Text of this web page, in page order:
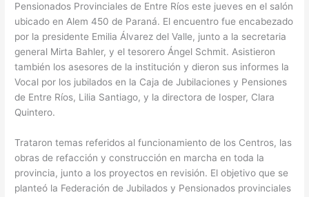
Pensionados Provinciales de Entre Ríos este jueves en el salón
ubicado en Alem 450 de Paraná. El encuentro fue encabezado
por la presidente Emilia Álvarez del Valle, junto a la secretaria
general Mirta Bahler, y el tesorero Ángel Schmit. Asistieron
también los asesores de la institución y dieron sus informes la
Vocal por los jubilados en la Caja de Jubilaciones y Pensiones
de Entre Ríos, Lilia Santiago, y la directora de Iosper, Clara
Quintero.
Trataron temas referidos al funcionamiento de los Centros, las
obras de refacción y construcción en marcha en toda la
provincia, junto a los proyectos en revisión. El objetivo que se
planteó la Federación de Jubilados y Pensionados provinciales